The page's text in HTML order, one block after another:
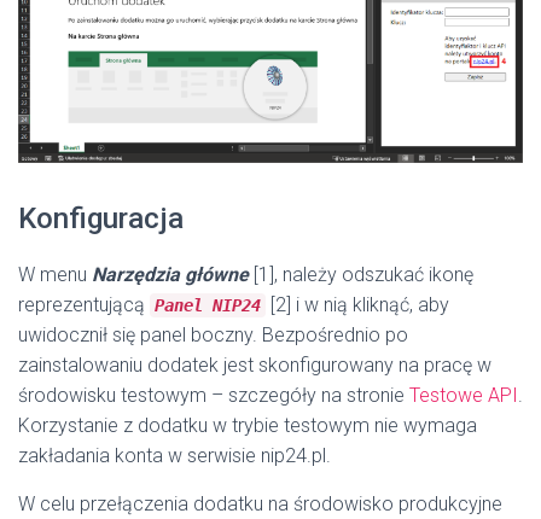
Konfiguracja
W menu Narzędzia główne[1], należy odszukać ikonę
reprezentującą Panel NIP24
[2] i w nią kliknąć, aby
uwidocznił się panel boczny. Bezpośrednio po
zainstalowaniu dodatek jest skonfigurowany na pracę w
środowisku testowym – szczegóły na stronie Testowe API
Korzystanie z dodatku w trybie testowym nie wymaga
zakładania konta w serwisie nip24.pl.
W celu przełączenia dodatku na środowisko produkcyjne